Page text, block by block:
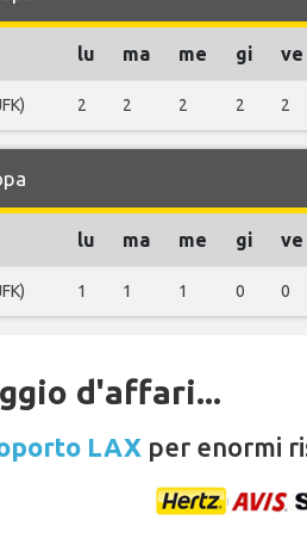
lu ma me gi ve
2 2 2 2 2
lu ma me gi ve
1 1 1 0 0
d'affari...
LAX per enormi